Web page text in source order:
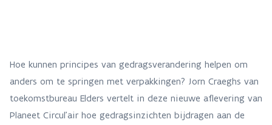
Hoe kunnen principes van gedragsverandering helpen om
anders om te springen met verpakkingen? Jorn Craeghs van
toekomstbureau Elders vertelt in deze nieuwe aflevering van
Planeet Circul'air hoe gedragsinzichten bijdragen aan de